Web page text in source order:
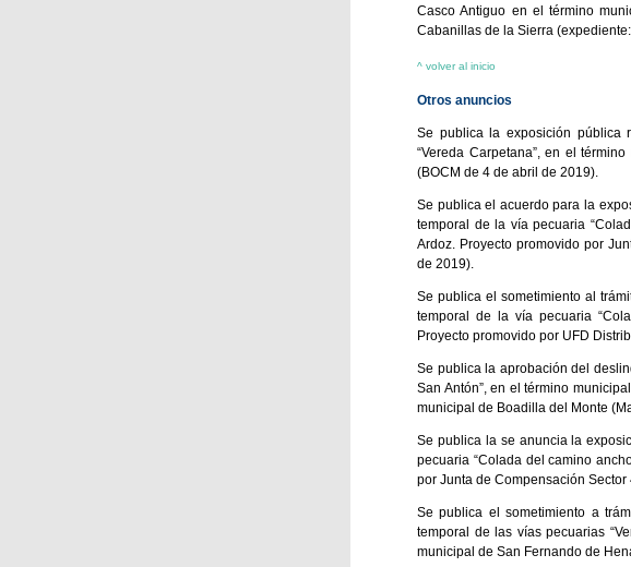
Casco Antiguo en el término
Cabanillas de la Sierra
^ volver al inicio
Otros anuncios
Se publica la exposición pública
“Vereda Carpetana”, en el
(BOCM de 4 de abril de 2019).
Se publica el acuerdo para la
temporal de la vía pecuaria
Ardoz. Proyecto promovido por
de 2019).
Se publica el sometimiento al
temporal de la vía pecuaria
Proyecto promovido por UFD
Se publica la aprobación del
San Antón”, en el término
municipal de Boadilla del Monte
Se publica la se anuncia la
pecuaria “Colada del camino
por Junta de Compensación
Se publica el sometimiento a
temporal de las vías pecuarias
municipal de San Fernando de